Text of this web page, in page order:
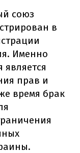
союз
в
Именно
является
прав и
время брак